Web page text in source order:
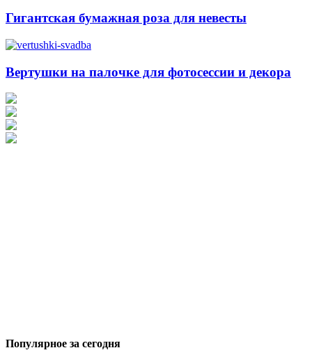
Гигантская бумажная роза для невесты
Вертушки на палочке для фотосессии и декора
Популярное за сегодня